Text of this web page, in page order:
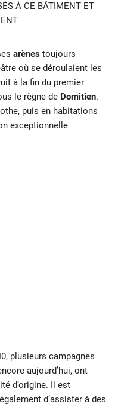
À CE BÂTIMENT ET
arènes toujours
où se déroulaient les
à la fin du premier
le règne de Domitien.
puis en habitations
exceptionnelle
plusieurs campagnes
aujourd’hui, ont
d’origine. Il est
d’assister à des